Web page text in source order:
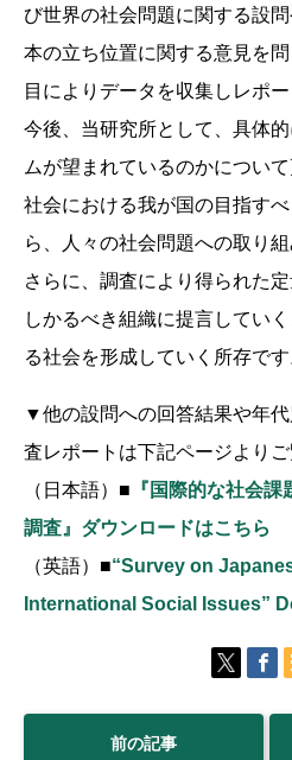
び世界の社会問題に関する設
本の立ち位置に関する意見を
目によりデータを収集しレポ
今後、当研究所として、具体
ムが望まれているのかについ
社会における我が国の目指す
ら、人々の社会問題への取り
さらに、調査により得られた
しかるべき組織に提言してい
る社会を形成していく所存です
▼他の設問への回答結果や年
査レポートは下記ページよりご
（日本語） ■ 『国際的な社会
調査』ダウンロードはこちら
（英語） ■“Survey on
International Social Issues”
前の記事